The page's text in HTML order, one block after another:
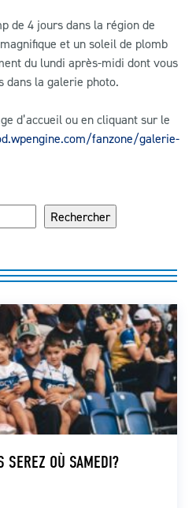
de 4 jours dans la région de
et un soleil de plomb
du lundi après-midi dont vous
dans la galerie photo.
d’accueil ou en cliquant sur le
fanzone/galerie-
Rechercher
SEREZ OÙ SAMEDI?